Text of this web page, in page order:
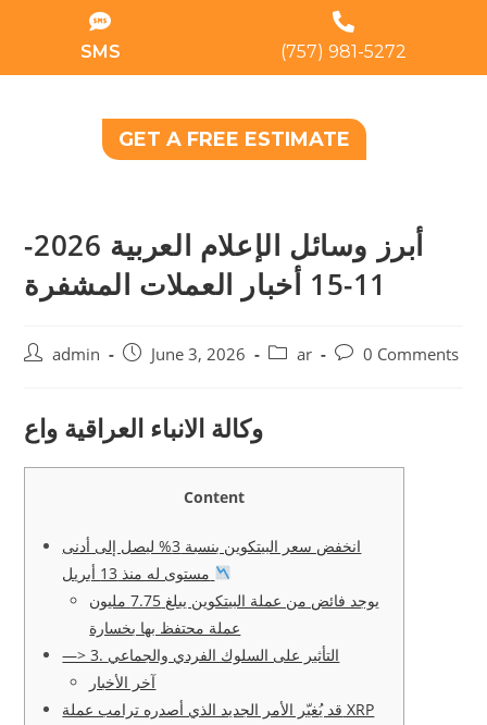
SMS (757) 981-5272
GET A FREE ESTIMATE
أبرز وسائل الإعلام العربية 2026-
11-15 أخبار العملات المشفرة
admin June 3, 2026 ar 0 Comments
وكالة الانباء العراقية واع
Content
انخفض سعر البيتكوين بنسبة 3% ليصل إلى أدنى
يوجد فائض من عملة البيتكوين يبلغ 7.75 مليون
عملة محتفظ بها بخسارة
—> 3. التأثير على السلوك الفردي والجماعي
آخر الأخبار
قد يُغيّر الأمر الجديد الذي أصدره ترامب عملة XRP